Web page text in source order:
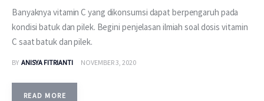
Banyaknya vitamin C yang dikonsumsi dapat berpengaruh pada
kondisi batuk dan pilek. Begini penjelasan ilmiah soal dosis vitamin
C saat batuk dan pilek.
BY ANISYA FITRIANTI NOVEMBER 3, 2020
READ MORE